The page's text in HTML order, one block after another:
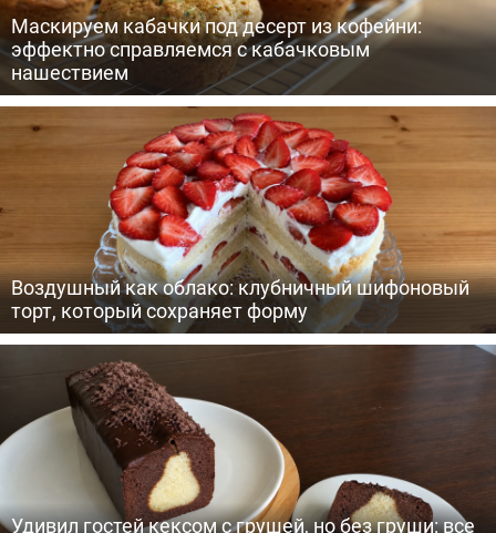
Маскируем кабачки под десерт из кофейни:
эффектно справляемся с кабачковым
нашествием
Воздушный как облако: клубничный шифоновый
торт, который сохраняет форму
Удивил гостей кексом с грушей, но без груши: все